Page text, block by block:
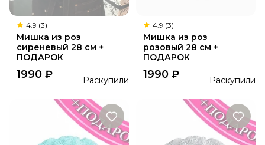
4.9 (3)
Мишка из роз
сиреневый 28 см +
ПОДАРОК
1990 ₽ Раскупили
4.9 (3)
Мишка из роз
розовый 28 см +
ПОДАРОК
1990 ₽ Раскупили